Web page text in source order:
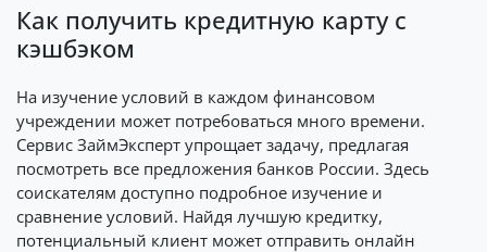
Как получить кредитную карту с
кэшбэком
На изучение условий в каждом финансовом
учреждении может потребоваться много времени.
Сервис ЗаймЭксперт упрощает задачу, предлагая
посмотреть все предложения банков России. Здесь
соискателям доступно подробное изучение и
сравнение условий. Найдя лучшую кредитку,
потенциальный клиент может отправить онлайн